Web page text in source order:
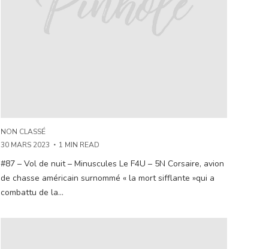
NON CLASSÉ
30 MARS 2023
1 MIN READ
#87 – Vol de nuit – Minuscules Le F4U – 5N Corsaire, avion
de chasse américain surnommé « la mort sifflante »qui a
combattu de la...